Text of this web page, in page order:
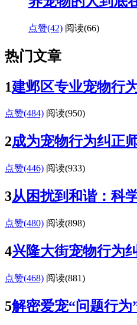
点赞(42) 阅读(66)
热门文章
1建邺区专业宠物行
点赞(484) 阅读(950)
2成为宠物行为纠正
点赞(446) 阅读(933)
3从困扰到和谐：科
点赞(480) 阅读(898)
4兴隆大街宠物行为
点赞(468) 阅读(881)
5解密爱宠“问题行